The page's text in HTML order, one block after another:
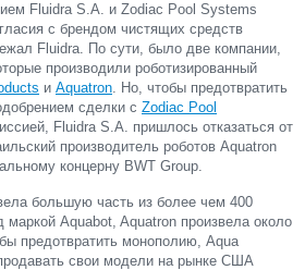
Fluidra S.A. и Zodiac Pool Systems
с брендом чистящих средств
Fluidra. По сути, было две компании,
производили роботизированный
и Aquatron. Но, чтобы предотвратить
сделки с Zodiac Pool
Fluidra S.A. пришлось отказаться от
производитель роботов Aquatron
концерну BWT Group.
большую часть из более чем 400
Aquabot, Aquatron произвела около
предотвратить монополию, Aqua
свои модели на рынке США